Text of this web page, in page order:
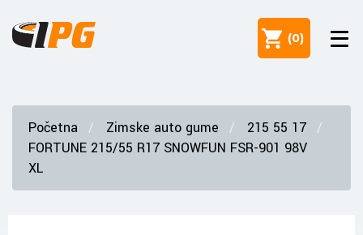
(0)
Početna Zimske auto gume
215 55 17
FORTUNE 215/55 R17 SNOWFUN FSR-901 98V
XL